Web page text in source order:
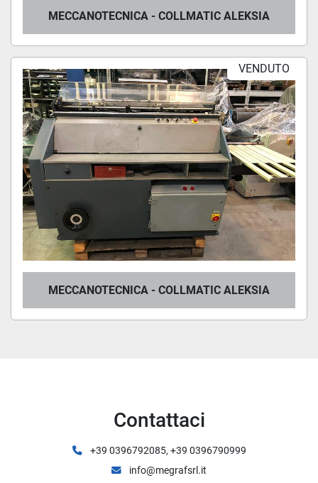
MECCANOTECNICA - COLLMATIC ALEKSIA
VENDUTO
MECCANOTECNICA - COLLMATIC ALEKSIA
Contattaci
+39 0396792085, +39 0396790999
info@megrafsrl.it